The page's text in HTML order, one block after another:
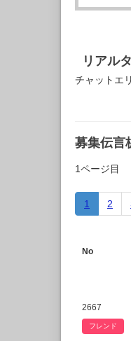
リアル
チャットエ
募集伝言
1ページ目
1 2
No
2667
フレンド